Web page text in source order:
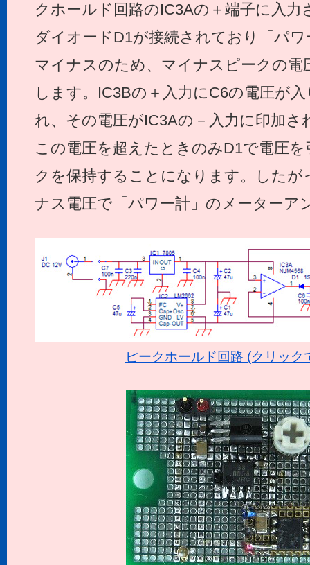
クホールド回路のIC3Aの＋端子に入力
ダイオードD1が接続されており「パ
マイナスのため、マイナスピークの電
します。IC3Bの＋入力にC6の電圧が
れ、その電圧がIC3Aの－入力に印加
この電圧を超えたときのみD1で電圧
クを保持することになります。したが
ナス電圧で「パワー計」のメーターア
ピークホールド回路 (クリック